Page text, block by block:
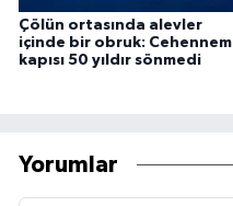
Çölün ortasında alevler
içinde bir obruk: Cehennem
kapısı 50 yıldır sönmedi
Yorumlar